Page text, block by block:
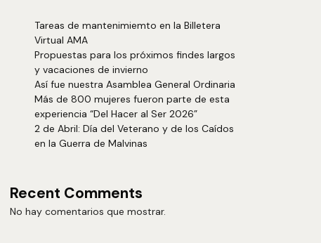
Tareas de mantenimiemto en la Billetera
Virtual AMA
Propuestas para los próximos findes largos
y vacaciones de invierno
Así fue nuestra Asamblea General Ordinaria
Más de 800 mujeres fueron parte de esta
experiencia “Del Hacer al Ser 2026”
2 de Abril: Día del Veterano y de los Caídos
en la Guerra de Malvinas
Recent Comments
No hay comentarios que mostrar.